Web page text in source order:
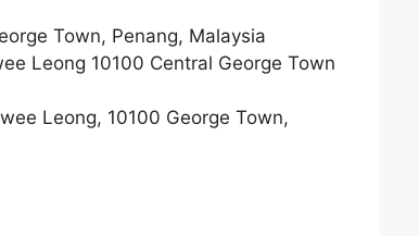
Town, Penang, Malaysia
Leong 10100 Central George Town
Leong, 10100 George Town,